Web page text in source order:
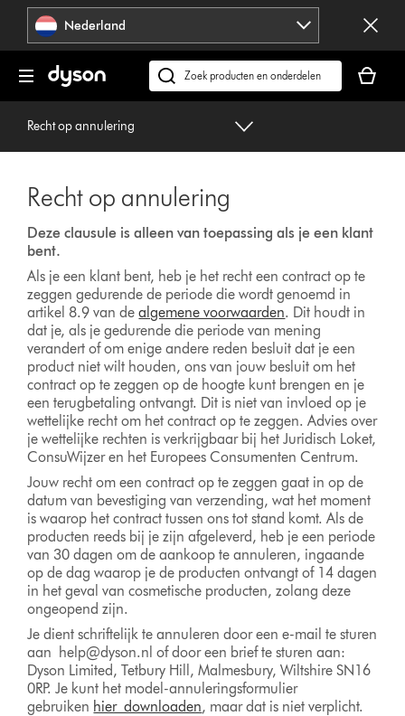
Navigatie
overslaan
Nederland
Zoek
op
is
Recht op annulering
Recht op annulering
Deze clausule is alleen van toepassing als je een klant
bent.
Als je een klant bent, heb je het recht een contract op te
zeggen gedurende de periode die wordt genoemd in
artikel 8.9 van dealgemene voorwaarden. Dit houdt in
dat je, als je gedurende die periode van mening
verandert of om enige andere reden besluit dat je een
product niet wilt houden, ons van jouw besluit om het
contract op te zeggen op de hoogte kunt brengen en je
een terugbetaling ontvangt. Dit is niet van invloed op je
wettelijke recht om het contract op te zeggen. Advies over
je wettelijke rechten is verkrijgbaar bij het Juridisch Loket,
ConsuWijzer en het Europees Consumenten Centrum.
Jouw recht om een contract op te zeggen gaat in op de
datum van bevestiging van verzending, wat het moment
is waarop het contract tussen ons tot stand komt. Als de
producten reeds bij je zijn afgeleverd, heb je een periode
van 30 dagen om de aankoop te annuleren, ingaande
op de dag waarop je de producten ontvangt of 14 dagen
in het geval van cosmetische producten, zolang deze
ongeopend zijn.
Je dient schriftelijk te annuleren door een e-mail te sturen
aan help@dyson.nl of door een brief te sturen aan:
Dyson Limited, Tetbury Hill, Malmesbury, Wiltshire SN16
0RP. Je kunt het model-annuleringsformulier
gebruiken hier downloaden, maar dat is niet verplicht.